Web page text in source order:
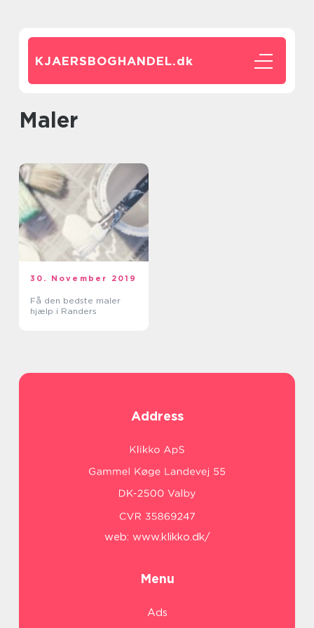
KJAERSBOGHANDEL.dk
maler
30. November 2019
Få den bedste maler
hjælp i Randers
Address
web: www.klikko.dk/
Menu
Ads